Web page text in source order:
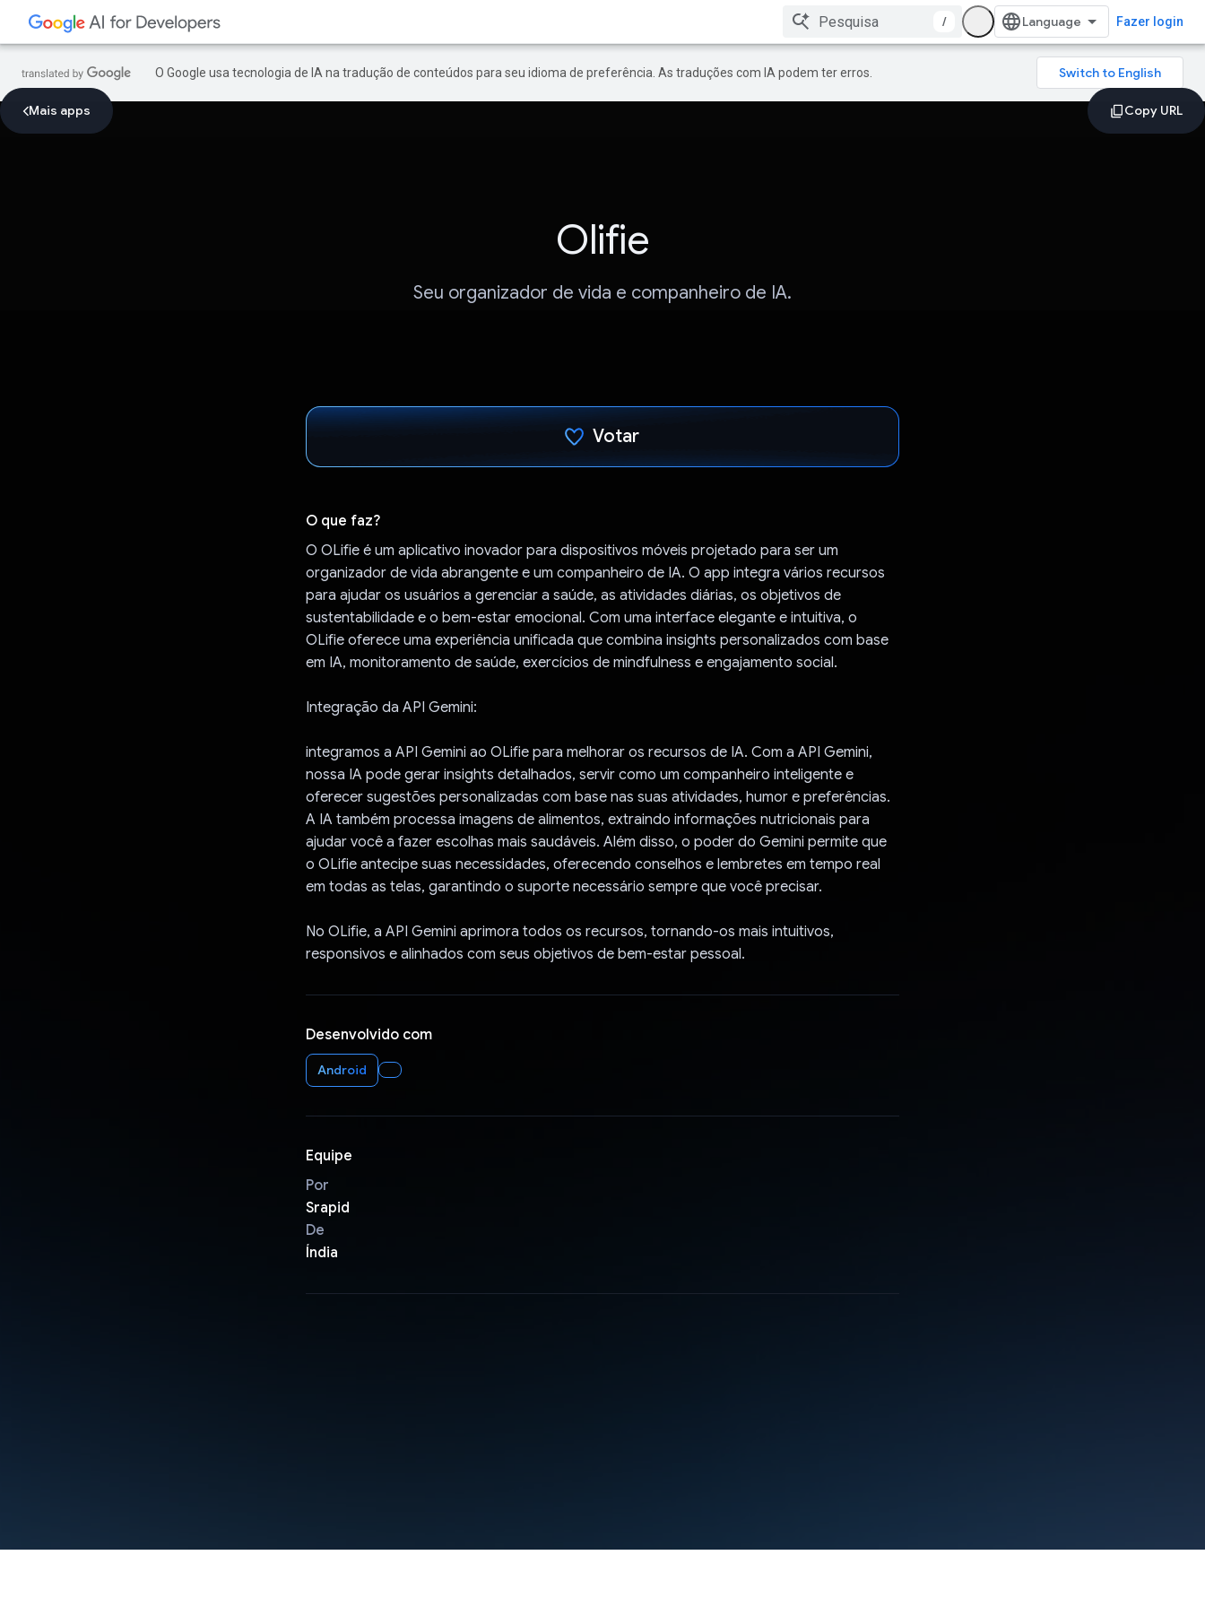
/ Fazer login
O Google usa tecnologia de IA na tradução de conteúdos para seu idioma de preferência. As traduções com IA podem ter erros.
Mais apps
Olifie
Seu organizador de vida e companheiro de IA.
Votar
O que faz?
O OLifie é um aplicativo inovador para dispositivos móveis projetado para ser um
organizador de vida abrangente e um companheiro de IA. O app integra vários recursos
para ajudar os usuários a gerenciar a saúde, as atividades diárias, os objetivos de
sustentabilidade e o bem-estar emocional. Com uma interface elegante e intuitiva, o
OLifie oferece uma experiência unificada que combina insights personalizados com base
em IA, monitoramento de saúde, exercícios de mindfulness e engajamento social.
Integração da API Gemini:
integramos a API Gemini ao OLifie para melhorar os recursos de IA. Com a API Gemini,
nossa IA pode gerar insights detalhados, servir como um companheiro inteligente e
oferecer sugestões personalizadas com base nas suas atividades, humor e preferências.
A IA também processa imagens de alimentos, extraindo informações nutricionais para
ajudar você a fazer escolhas mais saudáveis. Além disso, o poder do Gemini permite que
o OLifie antecipe suas necessidades, oferecendo conselhos e lembretes em tempo real
em todas as telas, garantindo o suporte necessário sempre que você precisar.
No OLifie, a API Gemini aprimora todos os recursos, tornando-os mais intuitivos,
responsivos e alinhados com seus objetivos de bem-estar pessoal.
Desenvolvido com
Android
Equipe
Por
Srapid
De
Índia